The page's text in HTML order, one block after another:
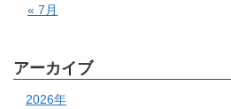
« 7月
アーカイブ
2026年